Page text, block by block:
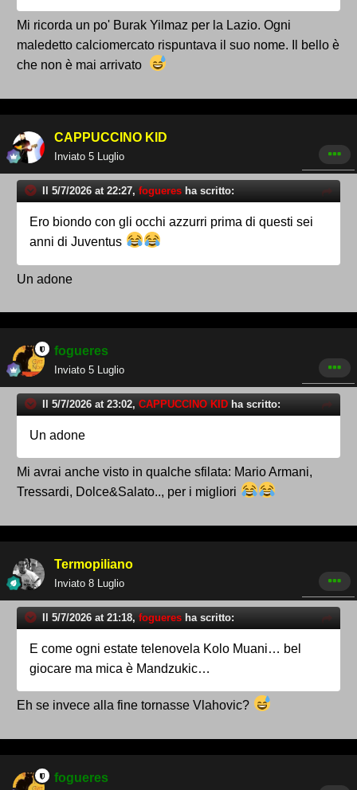
Mi ricorda un po' Burak Yilmaz per la Lazio. Ogni
maledetto calciomercato rispuntava il suo nome. Il bello è
che non è mai arrivato
CAPPUCCINO KID
Inviato 5 Luglio
Il 5/7/2026 at 22:27, fogueres ha scritto:
Ero biondo con gli occhi azzurri prima di questi sei
anni di Juventus
Un adone
fogueres
Inviato 5 Luglio
Il 5/7/2026 at 23:02, CAPPUCCINO KID ha scritto:
Un adone
Mi avrai anche visto in qualche sfilata: Mario Armani,
Tressardi, Dolce&Salato.., per i migliori
Termopiliano
Inviato 8 Luglio
Il 5/7/2026 at 21:18, fogueres ha scritto:
E come ogni estate telenovela Kolo Muani… bel
giocare ma mica è Mandzukic…
Eh se invece alla fine tornasse Vlahovic?
fogueres